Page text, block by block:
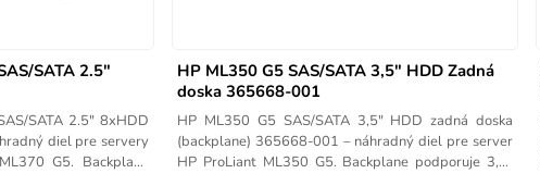
SATA 2.5"
SATA 2.5" 8xHDD
diel pre servery
G5. Backplane
HP ML350 G5 SAS/SATA 3,5" HDD Zadná
doska 365668-001
HP ML350 G5 SAS/SATA 3,5" HDD zadná doska
(backplane) 365668-001 – náhradný diel pre server
HP ProLiant ML350 G5. Backplane podporuje 3,5-